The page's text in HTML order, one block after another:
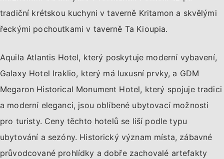
tradiční krétskou kuchyni v taverně Kritamon a skvělými
řeckými pochoutkami v taverně Ta Kioupia.
Aquila Atlantis Hotel, který poskytuje moderní vybavení,
Galaxy Hotel Iraklio, který má luxusní prvky, a GDM
Megaron Historical Monument Hotel, který spojuje tradici
a moderní eleganci, jsou oblíbené ubytovací možnosti
pro turisty. Ceny těchto hotelů se liší podle typu
ubytování a sezóny. Historický význam místa, zábavné
průvodcované prohlídky a dobře zachovalé artefakty